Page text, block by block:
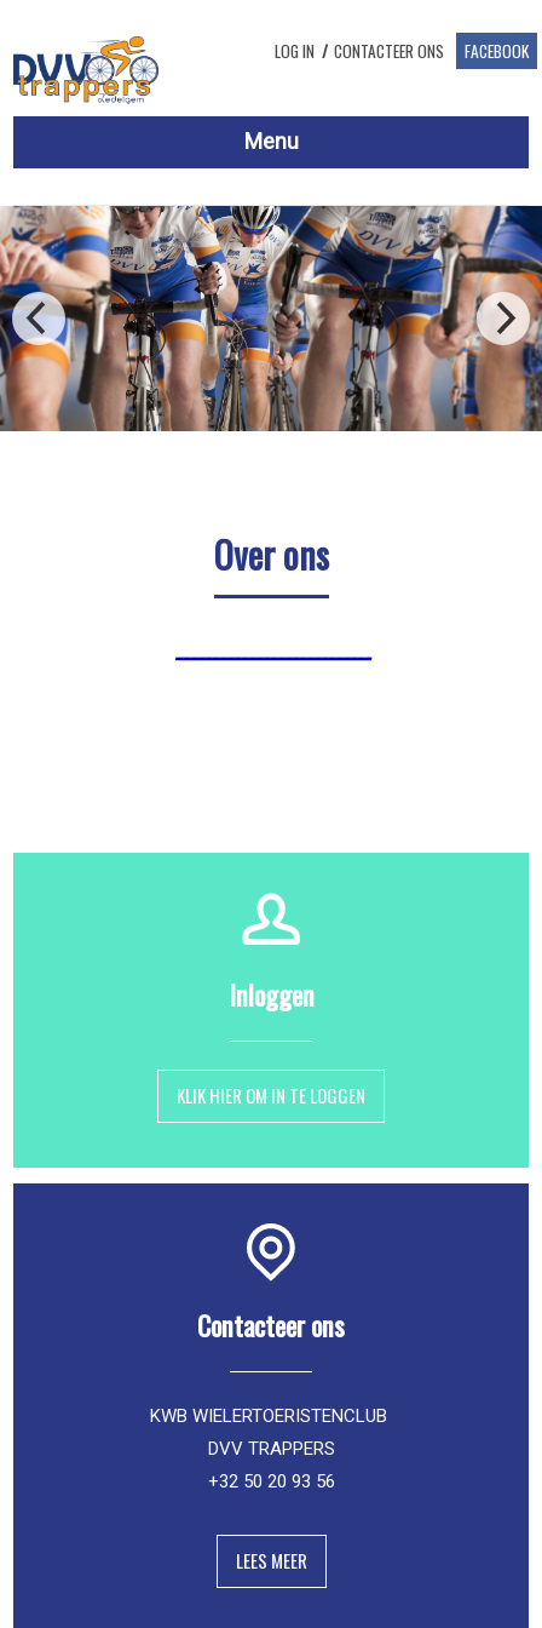
LOG IN CONTACTEER ONS FACEBOOK
Menu
Over ons
---------------------------
Inloggen
KLIK HIER OM IN TE LOGGEN
Contacteer ons
KWB WIELERTOERISTENCLUB
DVV TRAPPERS
+32 50 20 93 56
LEES MEER